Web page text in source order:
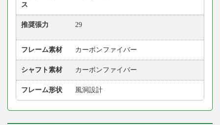
ス
推奨張力 29
フレーム素材 カーボンファイバー
シャフト素材 カーボンファイバー
フレーム形状 風洞設計